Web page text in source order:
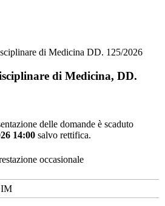
di Medicina DD. 125/2026
di Medicina, DD.
delle domande è scaduto
14:00 salvo rettifica.
occasionale